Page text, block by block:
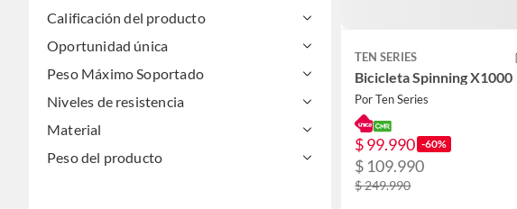
Calificación del producto
Oportunidad única
Peso Máximo Soportado
Niveles de resistencia
Material
Peso del producto
TEN SERIES
Bicicleta Spinning X1000
Por Ten Series
$ 99.990 -60%
$ 109.990
$ 249.990